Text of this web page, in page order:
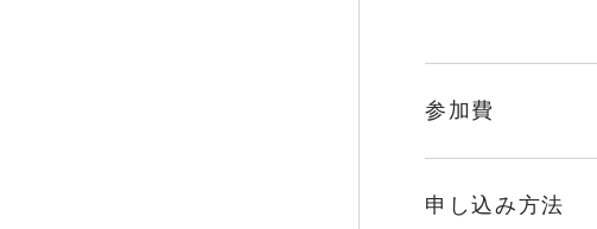
参加費
申し込み方法